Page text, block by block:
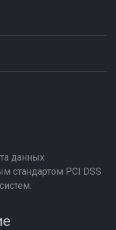
данных
стандартом PCI DSS